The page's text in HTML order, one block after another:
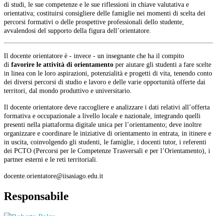
di studi, le sue competenze e le sue riflessioni in chiave valutativa e
orientativa; costituirsi consigliere delle famiglie nei momenti di scelta dei
percorsi formativi o delle prospettive professionali dello studente,
avvalendosi del supporto della figura dell’orientatore.
Il docente orientatore è - invece - un insegnante che ha il compito
di favorire le attività di orientamento per aiutare gli studenti a fare scelte
in linea con le loro aspirazioni, potenzialità e progetti di vita, tenendo conto
dei diversi percorsi di studio e lavoro e delle varie opportunità offerte dai
territori, dal mondo produttivo e universitario.
Il docente orientatore deve raccogliere e analizzare i dati relativi all’offerta
formativa e occupazionale a livello locale e nazionale, integrando quelli
presenti nella piattaforma digitale unica per l’orientamento; deve inoltre
organizzare e coordinare le iniziative di orientamento in entrata, in itinere e
in uscita, coinvolgendo gli studenti, le famiglie, i docenti tutor, i referenti
dei PCTO (Percorsi per le Competenze Trasversali e per l’Orientamento), i
partner esterni e le reti territoriali.
docente.orientatore@iisasiago.edu.it
Responsabile